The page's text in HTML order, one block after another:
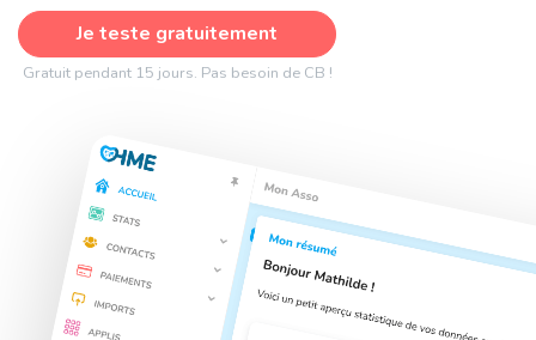
Je teste gratuitement
Gratuit pendant 15 jours. Pas besoin de CB !